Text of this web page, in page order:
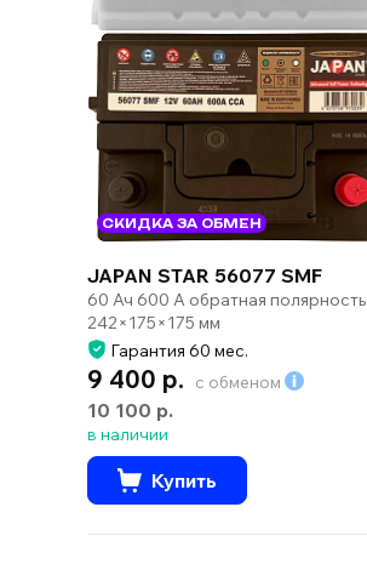
СКИДКА ЗА ОБМЕН
JAPAN STAR 56077 SMF
60 Ач 600 А обратная полярность
242×175×175 мм
Гарантия 60 мес.
9 400 р. с обменом
10 100 р.
в наличии
Купить